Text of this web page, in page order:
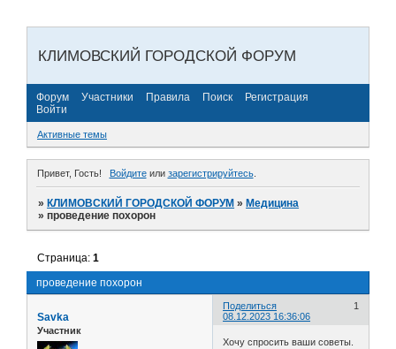
КЛИМОВСКИЙ ГОРОДСКОЙ ФОРУМ
Форум Участники Правила Поиск
Регистрация
Войти
Активные темы
Привет, Гость! Войдитеили зарегистрируйтесь.
»КЛИМОВСКИЙ ГОРОДСКОЙ ФОРУМ »Медицина
»проведение похорон
проведение похорон
Страница:1
Поделиться
1
08.12.2023 16:36:06
Savka
Участник
Хочу спросить ваши советы.